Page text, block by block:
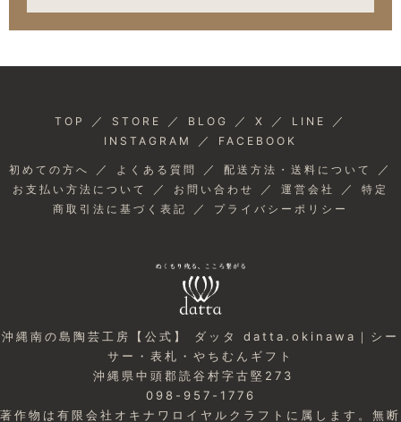
TOP ／ STORE ／ BLOG ／ X ／ LINE ／
INSTAGRAM ／ FACEBOOK
初めての方へ ／ よくある質問 ／ 配送方法・送料について ／
お支払い方法について ／ お問い合わせ ／ 運営会社 ／ 特定
商取引法に基づく表記
／ プライバシーポリシー
沖縄南の島陶芸工房【公式】 ダッタ datta.okinawa｜シー
サー・表札・やちむんギフト
沖縄県中頭郡読谷村字古堅273
098-957-1776
著作物は有限会社オキナワロイヤルクラフトに属します。無断